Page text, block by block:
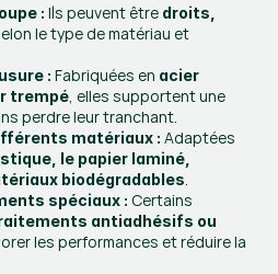
: Ils peuvent être droits,
le type de matériau et
: Fabriquées en acier
trempé, elles supportent une
perdre leur tranchant.
matériaux : Adaptées
le papier laminé,
biodégradables.
spéciaux : Certains
antiadhésifs ou
les performances et réduire la